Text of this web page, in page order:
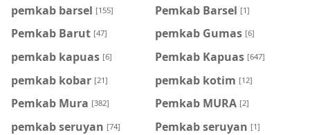
pemkab barsel [155] Pemkab Barsel [1]
Pemkab Barut [47] pemkab Gumas [6]
pemkab kapuas [6] Pemkab Kapuas [647]
pemkab kobar [21] pemkab kotim [12]
Pemkab Mura [382] Pemkab MURA [2]
pemkab seruyan [74] Pemkab seruyan [1]